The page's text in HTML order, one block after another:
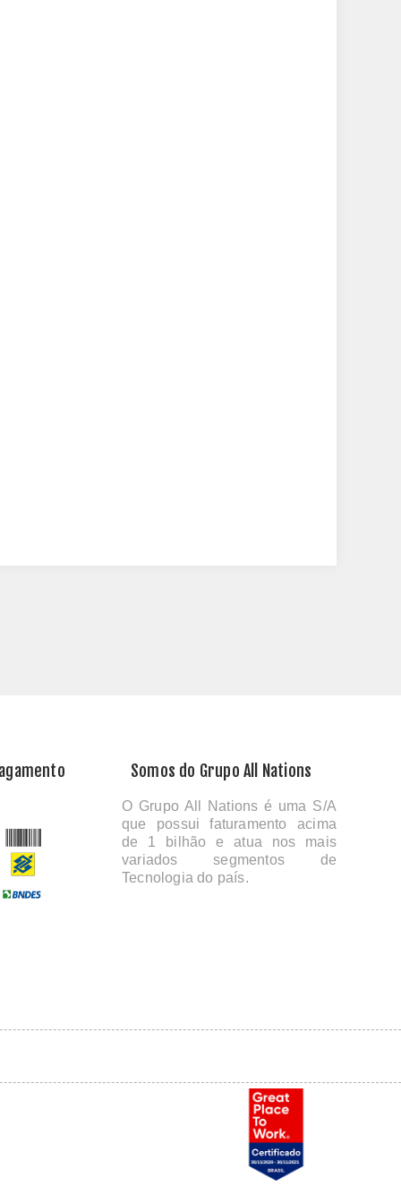
Somos do Grupo All Nations
O Grupo All Nations é uma S/A
que possui faturamento acima
de 1 bilhão e atua nos mais
variados segmentos de
Tecnologia do país.